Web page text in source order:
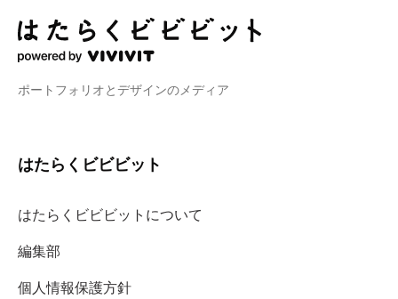
ポートフォリオとデザインのメディア
はたらくビビビット
はたらくビビビットについて
編集部
個人情報保護方針